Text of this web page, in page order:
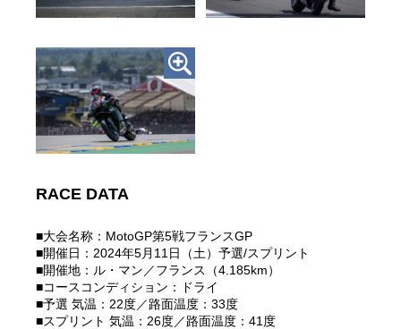
RACE DATA
■大会名称：MotoGP第5戦フランスGP
■開催日：2024年5月11日（土）予選/スプリント
■開催地：ル・マン／フランス（4.185km）
■コースコンディション：ドライ
■予選 気温：22度／路面温度：33度
■スプリント 気温：26度／路面温度：41度